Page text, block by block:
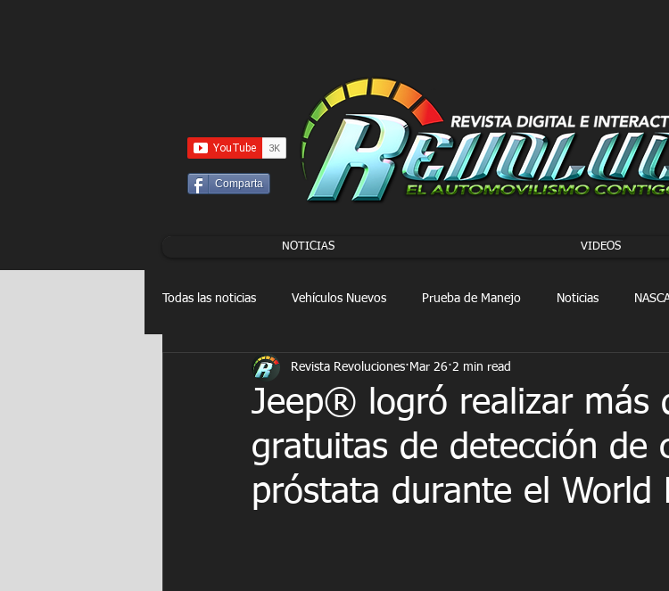
Comparta
NOTICIAS VIDEOS
Todas las noticias Vehículos Nuevos Prueba de Manejo Noticias
Drag Racing FORMULA E FORMULA 1 Extreme E
Jeep® logró realizar más
gratuitas de detección de
próstata durante el World
Revista Revoluciones Mar 26 2 min read